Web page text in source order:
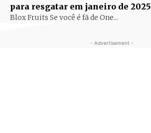
para resgatar em janeiro de 2025
Blox Fruits Se você é fã de One...
- Advertisement -